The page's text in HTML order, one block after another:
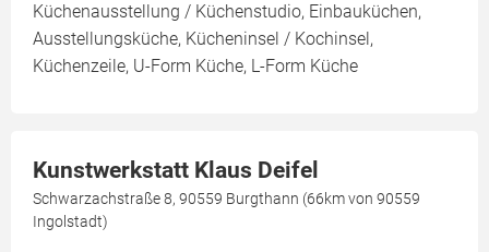
Küchenausstellung / Küchenstudio, Einbauküchen,
Ausstellungsküche, Kücheninsel / Kochinsel,
Küchenzeile, U-Form Küche, L-Form Küche
Kunstwerkstatt Klaus Deifel
Schwarzachstraße 8, 90559 Burgthann (66km von 90559
Ingolstadt)